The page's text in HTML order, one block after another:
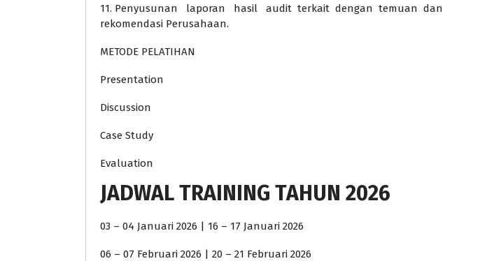
11. Penyusunan laporan hasil audit terkait dengan temuan dan
rekomendasi Perusahaan.
METODE PELATIHAN
Presentation
Discussion
Case Study
Evaluation
JADWAL TRAINING TAHUN 2026
03 – 04 Januari 2026 | 16 – 17 Januari 2026
06 – 07 Februari 2026 | 20 – 21 Februari 2026